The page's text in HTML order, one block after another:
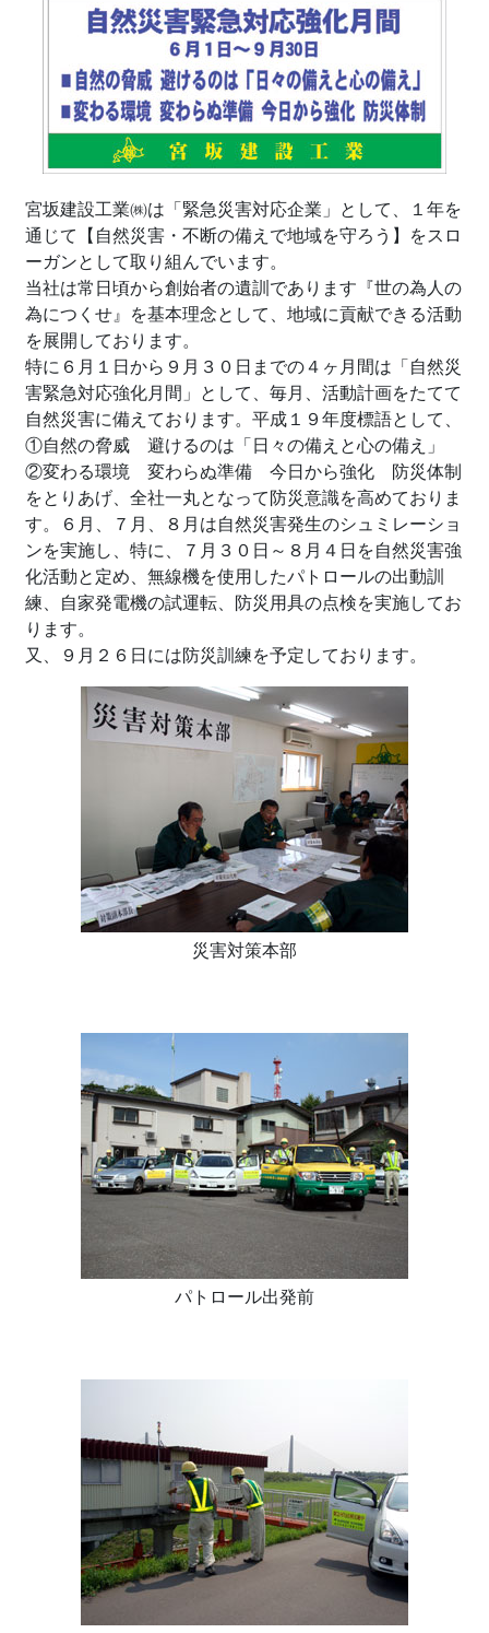
宮坂建設工業㈱は「緊急災害対応企業」として、１年を
通じて【自然災害・不断の備えで地域を守ろう】をスロ
ーガンとして取り組んでいます。
当社は常日頃から創始者の遺訓であります『世の為人の
為につくせ』を基本理念として、地域に貢献できる活動
を展開しております。
特に６月１日から９月３０日までの４ヶ月間は「自然災
害緊急対応強化月間」として、毎月、活動計画をたてて
自然災害に備えております。平成１９年度標語として、
①自然の脅威 避けるのは「日々の備えと心の備え」
②変わる環境 変わらぬ準備 今日から強化 防災体制
をとりあげ、全社一丸となって防災意識を高めておりま
す。６月、７月、８月は自然災害発生のシュミレーショ
ンを実施し、特に、７月３０日～８月４日を自然災害強
化活動と定め、無線機を使用したパトロールの出動訓
練、自家発電機の試運転、防災用具の点検を実施してお
ります。
又、９月２６日には防災訓練を予定しております。
災害対策本部
パトロール出発前